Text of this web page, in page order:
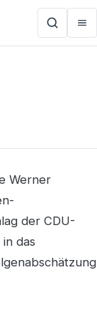
Werner
der CDU-
das